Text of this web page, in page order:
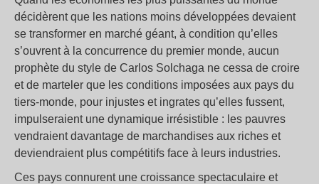
décidèrent que les nations moins développées devaient
se transformer en marché géant, à condition qu’elles
s’ouvrent à la concurrence du premier monde, aucun
prophète du style de Carlos Solchaga ne cessa de croire
et de marteler que les conditions imposées aux pays du
tiers-monde, pour injustes et ingrates qu’elles fussent,
impulseraient une dynamique irrésistible : les pauvres
vendraient davantage de marchandises aux riches et
deviendraient plus compétitifs face à leurs industries.
Ces pays connurent une croissance spectaculaire et